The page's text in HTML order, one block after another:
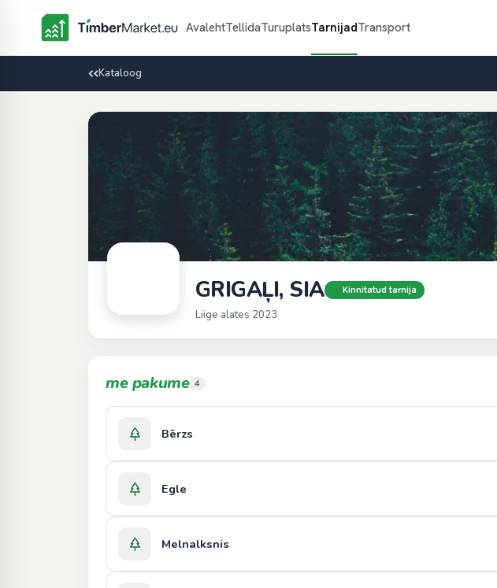
AvalehtTellidaTuruplatsTarnijadTransport
Kataloog
GRIGAĻI, SIA Kinnitatud tarnija
Liige alates 2023
me pakume 4
Bērzs
Egle
Melnalksnis